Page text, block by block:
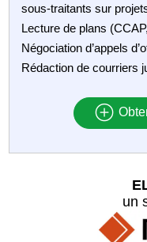
sous‑traitants sur
Lecture de plans
Négociation d’appels
Rédaction de courriers
un